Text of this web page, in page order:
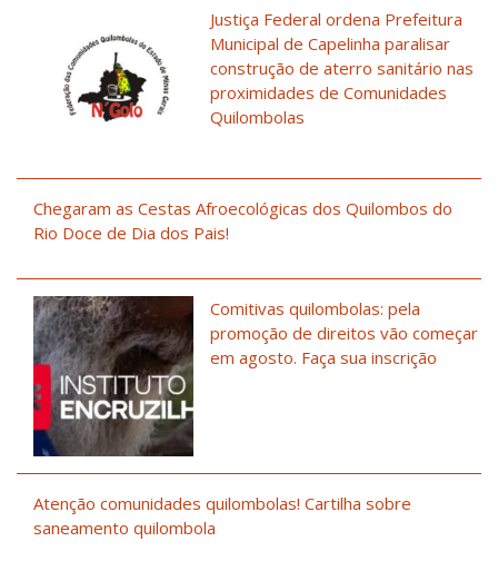
Justiça Federal ordena Prefeitura
Municipal de Capelinha paralisar
construção de aterro sanitário nas
proximidades de Comunidades
Quilombolas
Chegaram as Cestas Afroecológicas dos Quilombos do
Rio Doce de Dia dos Pais!
Comitivas quilombolas: pela
promoção de direitos vão começar
em agosto. Faça sua inscrição
Atenção comunidades quilombolas! Cartilha sobre
saneamento quilombola